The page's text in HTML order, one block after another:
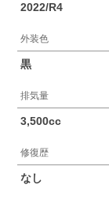
2022/R4
外装色
黒
排気量
3,500cc
修復歴
なし